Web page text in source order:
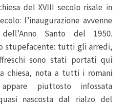
del XVIII secolo risale in
l’inaugurazione avvenne
Santo del 1950.
stupefacente: tutti gli arredi,
sono stati portati qui
chiesa, nota a tutti i romani
piuttosto infossata
nascosta dal rialzo del